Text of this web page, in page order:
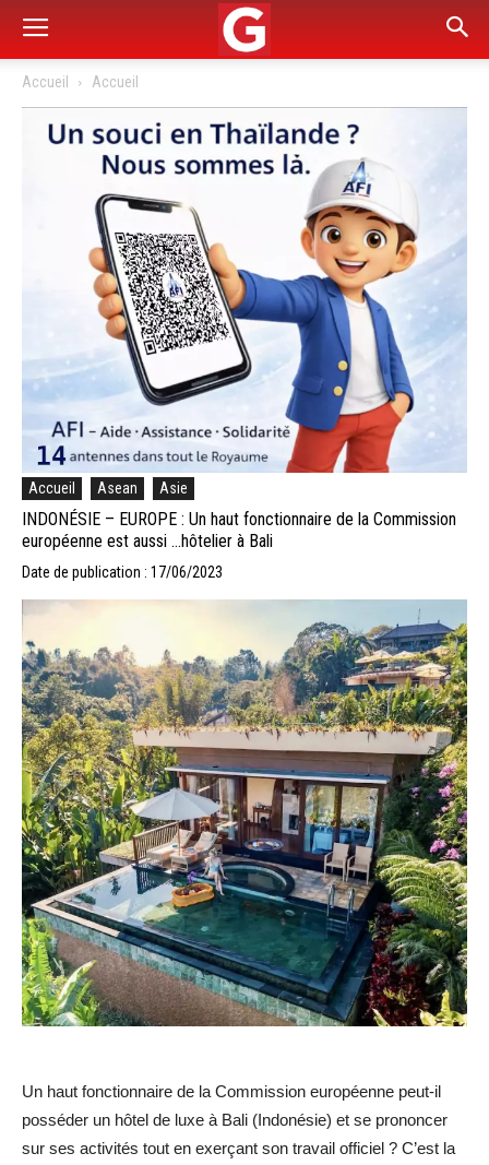
Accueil Accueil
Accueil Asean Asie
INDONÉSIE – EUROPE : Un haut fonctionnaire de la Commission
européenne est aussi …hôtelier à Bali
Date de publication : 17/06/2023
Un haut fonctionnaire de la Commission européenne peut-il
posséder un hôtel de luxe à Bali (Indonésie) et se prononcer
sur ses activités tout en exerçant son travail officiel ? C’est la